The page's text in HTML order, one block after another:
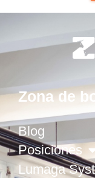
Zona de
Blog
Posiciones
Lumaga